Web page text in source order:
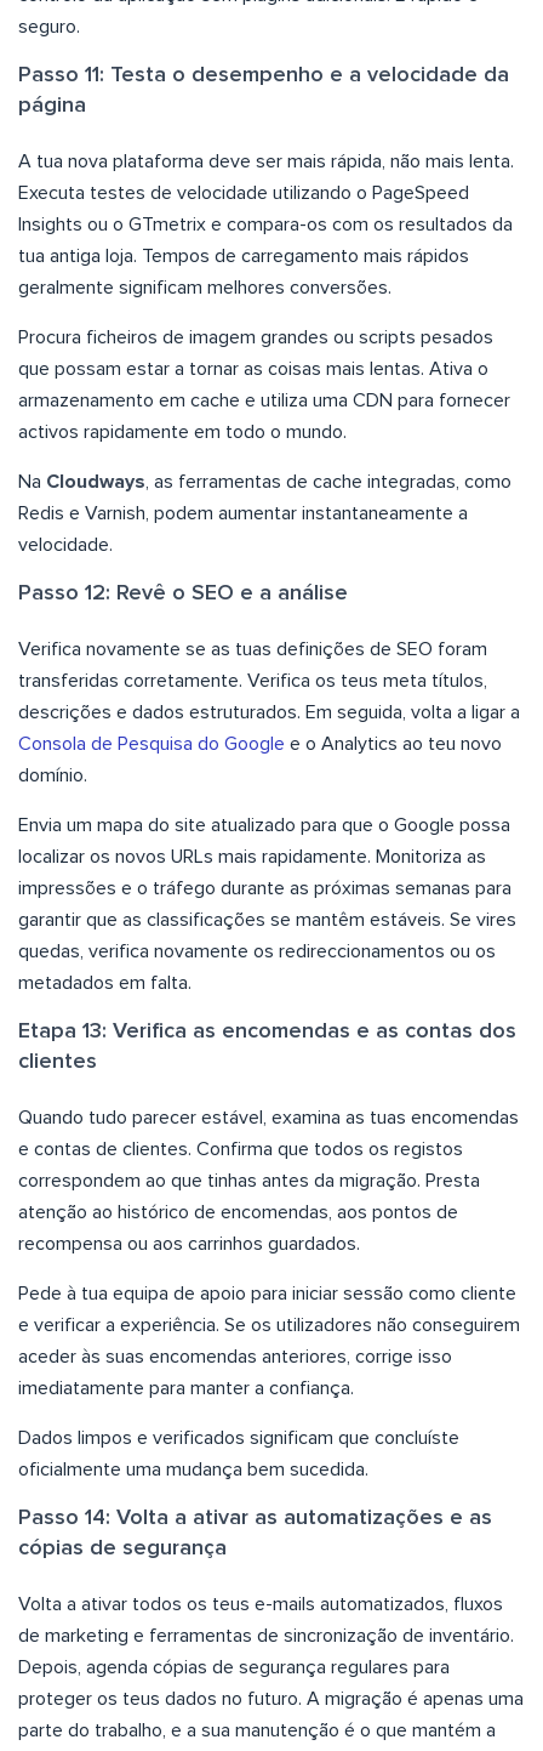
seguro.
Passo 11: Testa o desempenho e a velocidade da
página
A tua nova plataforma deve ser mais rápida, não mais lenta.
Executa testes de velocidade utilizando o PageSpeed
Insights ou o GTmetrix e compara-os com os resultados da
tua antiga loja. Tempos de carregamento mais rápidos
geralmente significam melhores conversões.
Procura ficheiros de imagem grandes ou scripts pesados
que possam estar a tornar as coisas mais lentas. Ativa o
armazenamento em cache e utiliza uma CDN para fornecer
activos rapidamente em todo o mundo.
Na Cloudways , as ferramentas de cache integradas, como
Redis e Varnish, podem aumentar instantaneamente a
velocidade.
Passo 12: Revê o SEO e a análise
Verifica novamente se as tuas definições de SEO foram
transferidas corretamente. Verifica os teus meta títulos,
descrições e dados estruturados. Em seguida, volta a ligar a
Consola de Pesquisa do Google e o Analytics ao teu novo
domínio.
Envia um mapa do site atualizado para que o Google possa
localizar os novos URLs mais rapidamente. Monitoriza as
impressões e o tráfego durante as próximas semanas para
garantir que as classificações se mantêm estáveis. Se vires
quedas, verifica novamente os redireccionamentos ou os
metadados em falta.
Etapa 13: Verifica as encomendas e as contas dos
clientes
Quando tudo parecer estável, examina as tuas encomendas
e contas de clientes. Confirma que todos os registos
correspondem ao que tinhas antes da migração. Presta
atenção ao histórico de encomendas, aos pontos de
recompensa ou aos carrinhos guardados.
Pede à tua equipa de apoio para iniciar sessão como cliente
e verificar a experiência. Se os utilizadores não conseguirem
aceder às suas encomendas anteriores, corrige isso
imediatamente para manter a confiança.
Dados limpos e verificados significam que concluíste
oficialmente uma mudança bem sucedida.
Passo 14: Volta a ativar as automatizações e as
cópias de segurança
Volta a ativar todos os teus e-mails automatizados, fluxos
de marketing e ferramentas de sincronização de inventário.
Depois, agenda cópias de segurança regulares para
proteger os teus dados no futuro. A migração é apenas uma
parte do trabalho, e a sua manutenção é o que mantém a